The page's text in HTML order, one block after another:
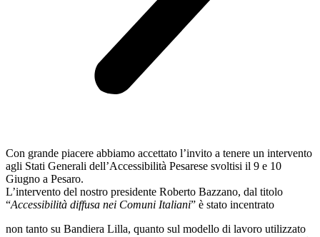
Con grande piacere abbiamo accettato l’invito a tenere un intervento
agli Stati Generali dell’Accessibilità Pesarese svoltisi il 9 e 10
Giugno a Pesaro.
L’intervento del nostro presidente Roberto Bazzano, dal titolo
“Accessibilità diffusa nei Comuni Italiani” è stato incentrato
non tanto su Bandiera Lilla, quanto sul modello di lavoro utilizzato